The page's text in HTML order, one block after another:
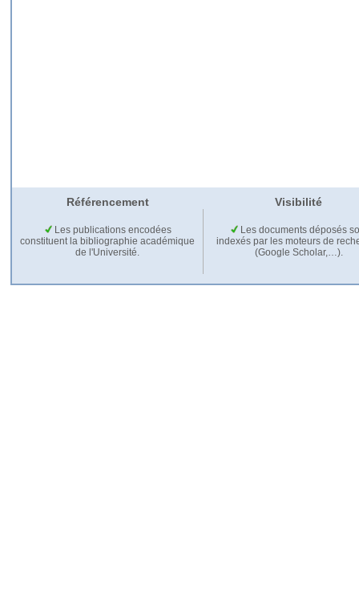
Référencement Visibilité
Les publications encodées
constituent la bibliographie académique
de l'Université.
Les documents déposés
indexés par les moteurs de
(Google Scholar,…).